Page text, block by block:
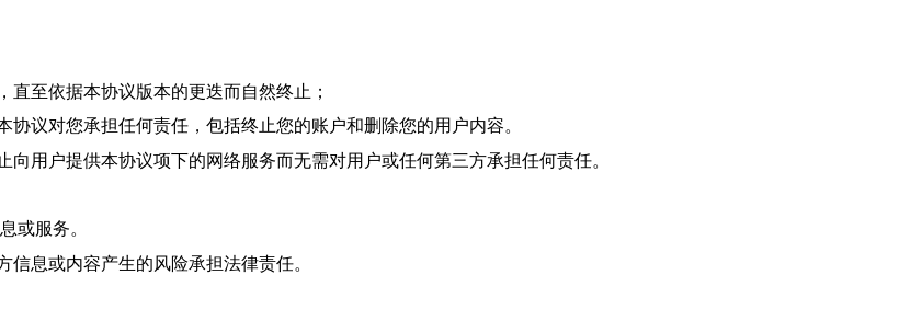
至依据本协议版本的更迭而自然终止；
协议对您承担任何责任，包括终止您的账户和删除您的用户内容。
向用户提供本协议项下的网络服务而无需对用户或任何第三方承担任何责任。
或服务。
息或内容产生的风险承担法律责任。